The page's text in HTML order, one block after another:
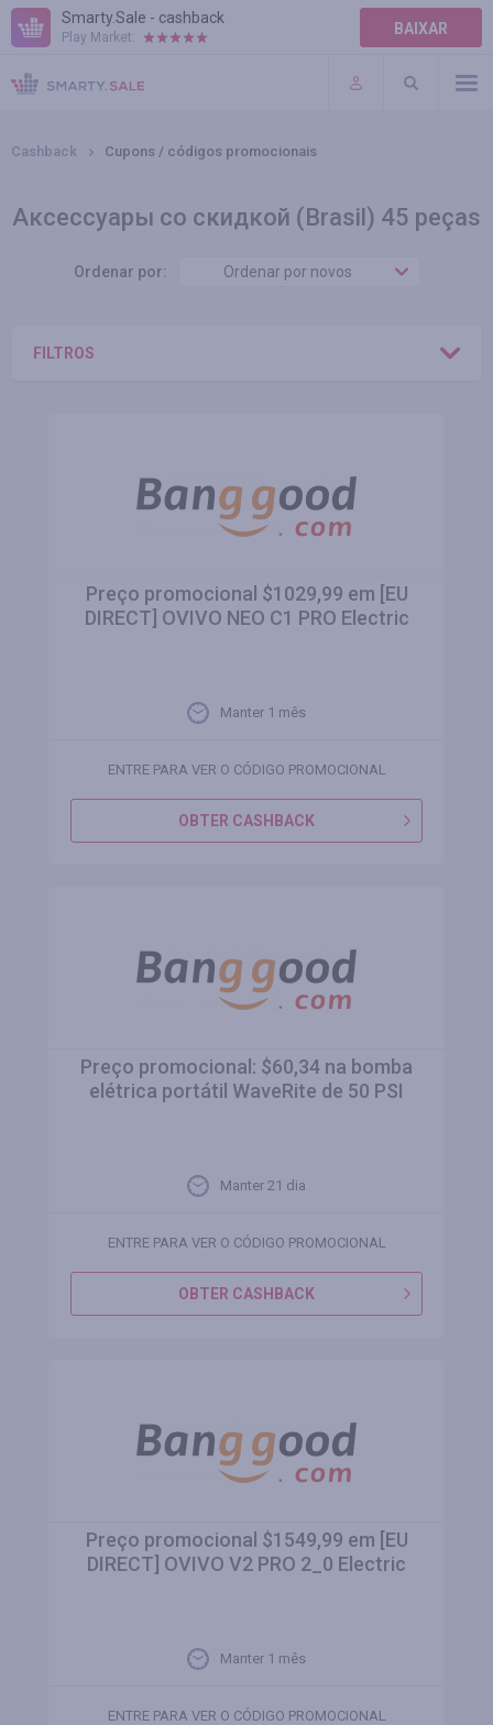
Smarty.Sale - cashback
Play Market: BAIXAR
AJUDA
TERMOS DE USO
Cashback Cupons / códigos promocionais
Аксессуары со скидкой (Brasil) 45 peças
Ordenar por: Ordenar por novos
FILTROS
Preço promocional $1029,99 em [EU
DIRECT] OVIVO NEO C1 PRO Electric
Manter 1 mês
ENTRE PARA VER O CÓDIGO PROMOCIONAL
OBTER CASHBACK
Preço promocional: $60,34 na bomba
elétrica portátil WaveRite de 50 PSI
Manter 21 dia
ENTRE PARA VER O CÓDIGO PROMOCIONAL
OBTER CASHBACK
Preço promocional $1549,99 em [EU
DIRECT] OVIVO V2 PRO 2_0 Electric
Manter 1 mês
ENTRE PARA VER O CÓDIGO PROMOCIONAL